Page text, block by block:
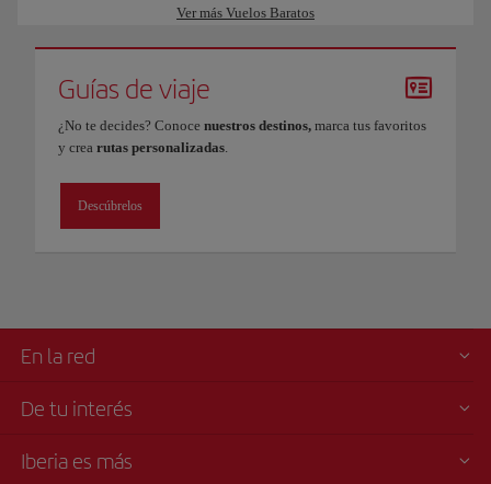
Ver más Vuelos Baratos
Guías de viaje
¿No te decides? Conoce nuestros destinos, marca tus favoritos
y crea rutas personalizadas.
Descúbrelos
En la red
De tu interés
Iberia es más